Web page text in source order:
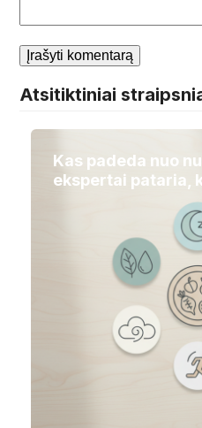
Atsitiktiniai
Kas padeda nuo
ekspertai pataria,